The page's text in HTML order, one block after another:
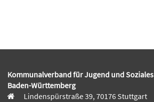
Kommunalverband für Jugend und Soziales
Baden-Württemberg
Lindenspürstraße 39, 70176 Stuttgart